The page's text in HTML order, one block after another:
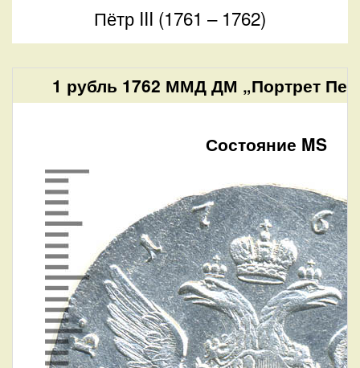
Пётр III (1761 – 1762)
1 рубль 1762 ММД ДМ „Портрет
Состояние MS